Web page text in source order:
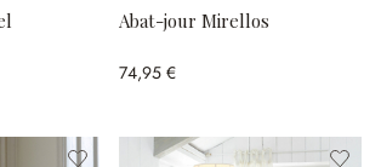
Abat-jour Mirellos
74,95 €